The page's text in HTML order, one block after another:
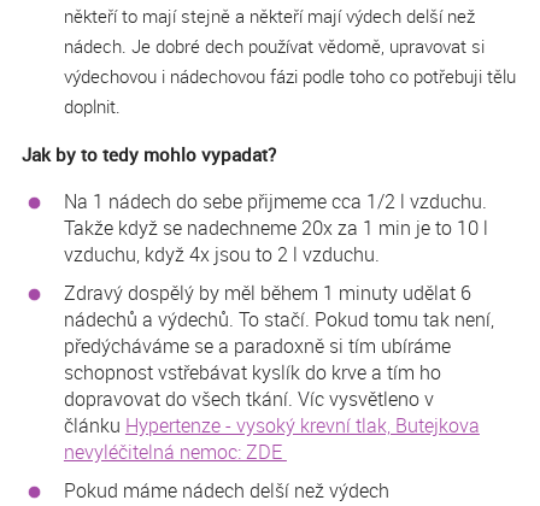
někteří to mají stejně a někteří mají výdech delší než
nádech. Je dobré dech používat vědomě, upravovat si
výdechovou i nádechovou fázi podle toho co potřebuji tělu
doplnit.
Jak by to tedy mohlo vypadat?
Na 1 nádech do sebe přijmeme cca 1/2 l vzduchu.
Takže když se nadechneme 20x za 1 min je to 10 l
vzduchu, když 4x jsou to 2 l vzduchu.
Zdravý dospělý by měl během 1 minuty udělat 6
nádechů a výdechů. To stačí. Pokud tomu tak není,
předýcháváme se a paradoxně si tím ubíráme
schopnost vstřebávat kyslík do krve a tím ho
dopravovat do všech tkání. Víc vysvětleno v
článku Hypertenze - vysoký krevní tlak, Butejkova
nevyléčitelná nemoc: ZDE
Pokud máme nádech delší než výdech